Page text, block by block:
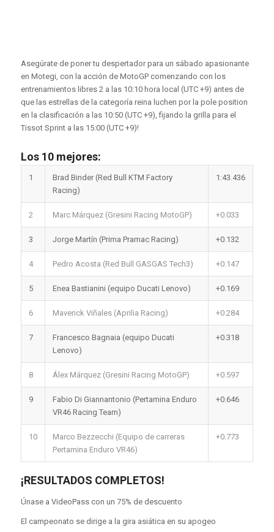
Asegúrate de poner tu despertador para un sábado apasionante
en Motegi, con la acción de MotoGP comenzando con los
entrenamientos libres 2 a las 10:10 hora local (UTC +9) antes de
que las estrellas de la categoría reina luchen por la pole position
en la clasificación a las 10:50 (UTC +9), fijando la grilla para el
Tissot Sprint a las 15:00 (UTC +9)!
Los 10 mejores:
1
Brad Binder (Red Bull KTM Factory
Racing)
1:43.436
2 Marc Márquez (Gresini Racing MotoGP) +0.033
3 Jorge Martín (Prima Pramac Racing) +0.132
4 Pedro Acosta (Red Bull GASGAS Tech3) +0.147
5 Enea Bastianini (equipo Ducati Lenovo) +0.169
6 Maverick Viñales (Aprilia Racing) +0.284
7
Francesco Bagnaia (equipo Ducati
Lenovo)
+0.318
8 Álex Márquez (Gresini Racing MotoGP) +0.597
9
Fabio Di Giannantonio (Pertamina Enduro
VR46 Racing Team)
+0.646
10
Marco Bezzecchi (Equipo de carreras
Pertamina Enduro VR46)
+0.773
¡RESULTADOS COMPLETOS!
Únase a VideoPass con un 75% de descuento
El campeonato se dirige a la gira asiática en su apogeo